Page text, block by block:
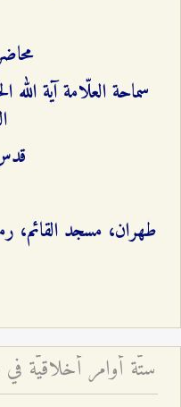
سماحة العلّامة آية الله
ستّة أوامر أخلاقيّة